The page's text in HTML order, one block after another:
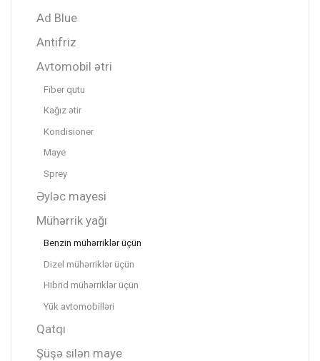
Ad Blue
Antifriz
Avtomobil ətri
Fiber qutu
Kağız ətir
Kondisioner
Maye
Sprey
Əyləc mayesi
Mühərrik yağı
Benzin mühərriklər üçün
Dizel mühərriklər üçün
Hibrid mühərriklər üçün
Yük avtomobilləri
Qatqı
Şüşə silən maye